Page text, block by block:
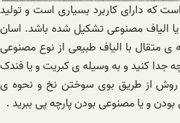
که دارای کاربرد بسیاری است و تولید
یا الیاف مصنوعی تشکیل شده باشد. اسان
متقال با الیاف طبیعی از نوع مصنوعی
جدا کنید و به وسیله ی کبریت و یا فندک
روش از طریق بوی سوختن نخ و نحوه ی
و یا مصنوعی بودن پارچه پی ببرید .